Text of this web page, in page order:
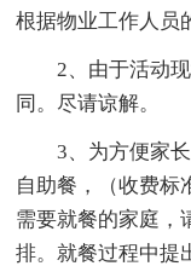
根据物业工作人员
2、由于活动现
同。尽请谅解。
3、为方便家长
自助餐，（收费标
需要就餐的家庭，
排。就餐过程中提